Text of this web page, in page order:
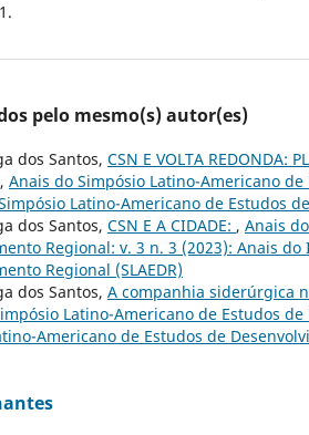
pelo mesmo(s) autor(es)
dos Santos, CSN E VOLTA REDONDA:
, Anais do Simpósio Latino-Americano
Latino-Americano de Estudos
dos Santos, CSN E A CIDADE: , Anais
Regional: v. 3 n. 3 (2023): Anais
Regional (SLAEDR)
dos Santos, A companhia siderúrgica
Latino-Americano de Estudos
Americano de Estudos de